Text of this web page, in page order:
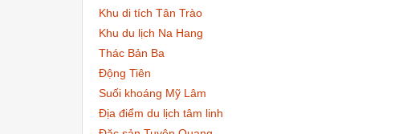
Khu di tích Tân Trào
Khu du lịch Na Hang
Thác Bản Ba
Động Tiên
Suối khoáng Mỹ Lâm
Địa điểm du lịch tâm linh